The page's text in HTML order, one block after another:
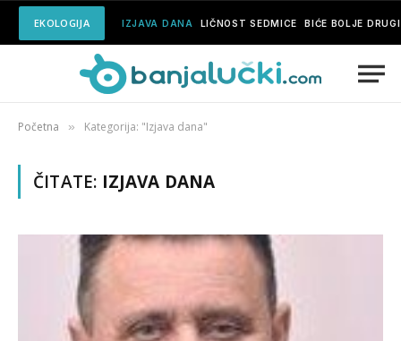
EKOLOGIJA IZJAVA DANA LIČNOST SEDMICE BIĆE BOLJE
Početna » Kategorija: "Izjava dana"
ČITATE: IZJAVA DANA